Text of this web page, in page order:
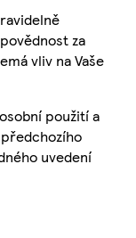
za
vliv na Vaše
použití a
uvedení